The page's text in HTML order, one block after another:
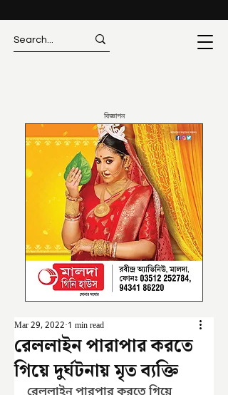
বিজ্ঞাপন
রেললাইন পারাপার করতে
গিয়ে দুর্ঘটনায় মৃত ব্যক্তি
Mar 29, 2022 1 min read